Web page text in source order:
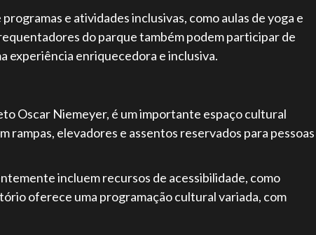
e atividades inclusivas, como aulas de yoga e
do parque também podem participar de
experiência enriquecedora e inclusiva.
Oscar Niemeyer, é um importante espaço cultural
elevadores e assentos reservados para pessoas
incluem recursos de acessibilidade, como
oferece uma programação cultural variada, com